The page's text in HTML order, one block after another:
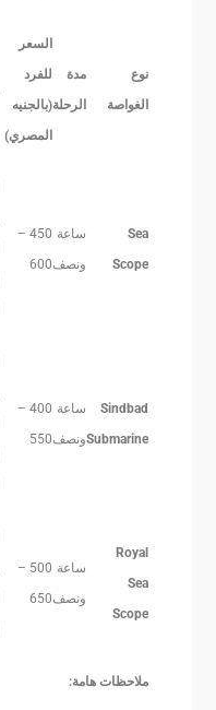
نوع
الغواصة
مدة
الرحلة
السعر
للفرد
(بالجنيه
المصري)
Sea
Scope
ساعة
ونصف
450 –
600
Sindbad
Submarine
ساعة
ونصف
400 –
550
Royal
Sea
Scope
ساعة
ونصف
500 –
650
ملاحظات هامة: